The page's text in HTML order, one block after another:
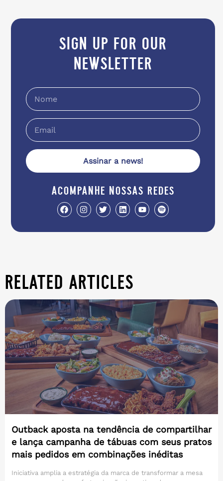
sign up for our
newsletter
Assinar a news!
acompanhe nossas redes
related articles
Outback aposta na tendência de compartilhar
e lança campanha de tábuas com seus pratos
mais pedidos em combinações inéditas
Iniciativa amplia a estratégia da marca de transformar a mesa